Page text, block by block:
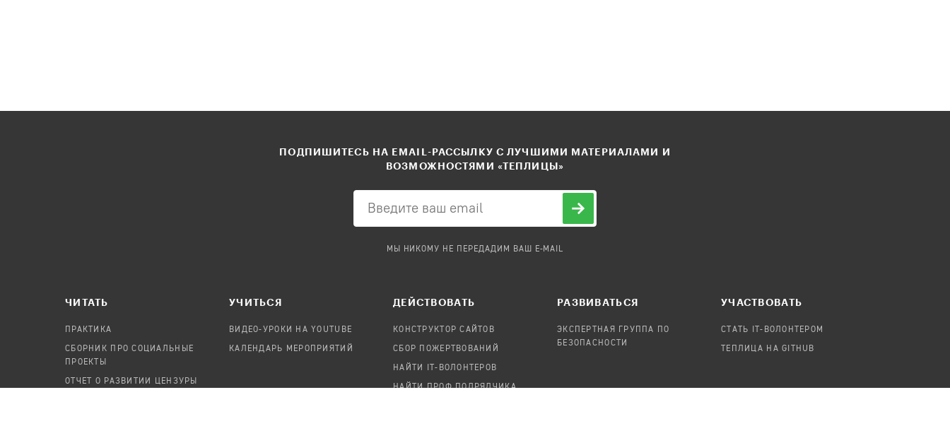
ПОДПИШИТЕСЬ НА EMAIL-РАССЫЛКУ С ЛУЧШИМИ МАТЕРИАЛАМИ И
ВОЗМОЖНОСТЯМИ «ТЕПЛИЦЫ»
МЫ НИКОМУ НЕ ПЕРЕДАДИМ ВАШ E-MAIL
ЧИТАТЬ
ПРАКТИКА
СБОРНИК ПРО СОЦИАЛЬНЫЕ
ПРОЕКТЫ
ОТЧЕТ О РАЗВИТИИ ЦЕНЗУРЫ
УЧИТЬСЯ
ВИДЕО-УРОКИ НА YOUTUBE
КАЛЕНДАРЬ МЕРОПРИЯТИЙ
ДЕЙСТВОВАТЬ
КОНСТРУКТОР САЙТОВ
СБОР ПОЖЕРТВОВАНИЙ
НАЙТИ IT-ВОЛОНТЕРОВ
НАЙТИ ПРОФ.ПОДРЯДЧИКА
РАЗВИВАТЬСЯ
ЭКСПЕРТНАЯ ГРУППА ПО
БЕЗОПАСНОСТИ
УЧАСТВОВАТЬ
СТАТЬ IT-ВОЛОНТЕРОМ
ТЕПЛИЦА НА GITHUB